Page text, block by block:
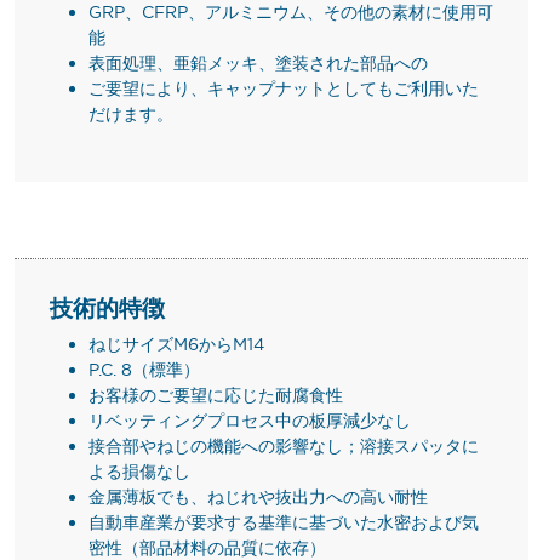
GRP、CFRP、アルミニウム、その他の素材に使用可
能
表面処理、亜鉛メッキ、塗装された部品への
ご要望により、キャップナットとしてもご利用いた
だけます。
技術的特徴
ねじサイズM6からM14
P.C. 8（標準）
お客様のご要望に応じた耐腐食性
リベッティングプロセス中の板厚減少なし
接合部やねじの機能への影響なし；溶接スパッタに
よる損傷なし
金属薄板でも、ねじれや抜出力への高い耐性
自動車産業が要求する基準に基づいた水密および気
密性（部品材料の品質に依存）